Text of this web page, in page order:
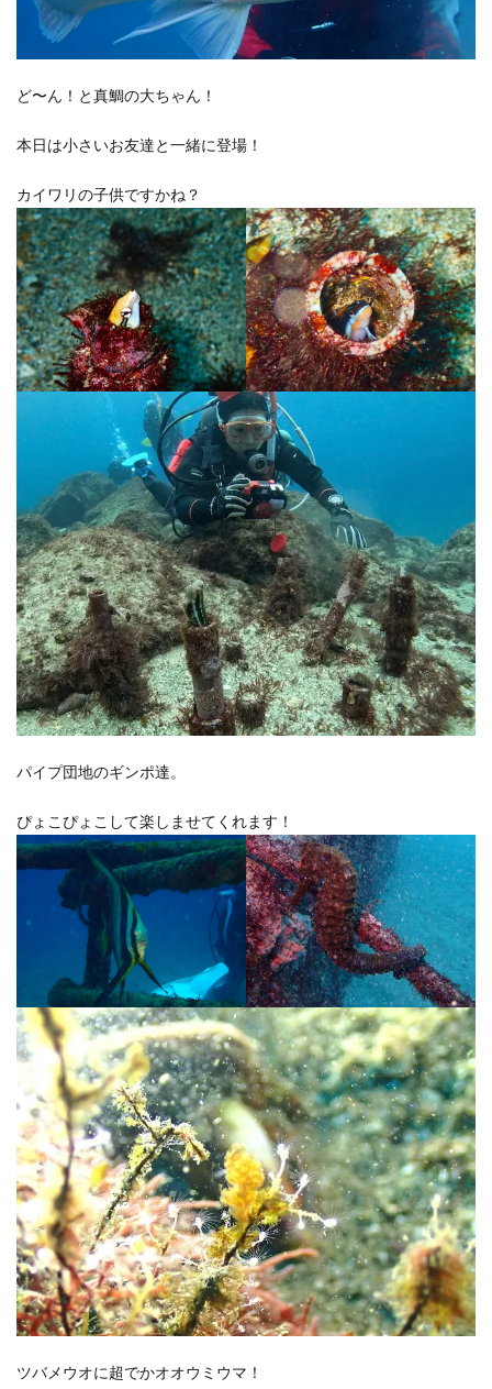
ど〜ん！と真鯛の大ちゃん！
本日は小さいお友達と一緒に登場！
カイワリの子供ですかね？
パイプ団地のギンポ達。
ぴょこぴょこして楽しませてくれます！
ツバメウオに超でかオオウミウマ！